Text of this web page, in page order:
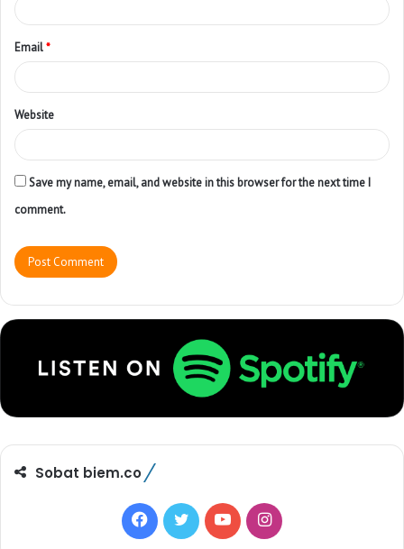
Email*
Website
Save my name, email, and website in this browser for the next time I
comment.
Sobat biem.co
F
T
Y
I